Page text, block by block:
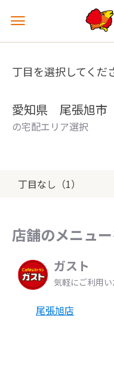
メ
ュ
を
丁目を選択してくだ
愛知県 尾張旭市
の宅配エリア選択
丁目なし（1）
店舗のメニュ
ガスト
気軽にご利用
尾張旭店